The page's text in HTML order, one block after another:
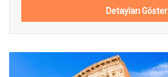
Detayları Göster